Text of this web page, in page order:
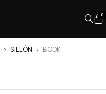
0
SILLÓN BOOK